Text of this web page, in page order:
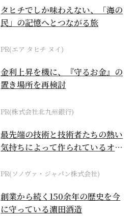
タヒチでしか味わえない、「海の
民」の記憶へとつながる旅
PR(エア タヒチ ヌイ)
金利上昇を機に、『守るお金』の
置き場所を再検討
PR(株式会社北九州銀行)
最先端の技術と技術者たちの熱い
気持ちによって作られているオー
PR(ソノヴァ・ジャパン株式会社)
創業から続く150余年の歴史を今
に守っている濵田酒造